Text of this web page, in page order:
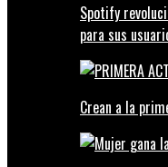
Spotify
para sus
Crean a la